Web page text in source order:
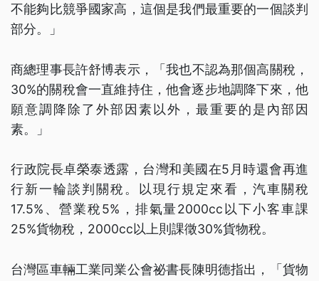
不能夠比競爭國家高，這個是我們最重要的一個談判
部分。」
商總理事長許舒博表示，「我也不認為那個高關稅，
30%的關稅會一直維持住，他會逐步地調降下來，他
願意調降除了外部因素以外，最重要的是內部因
素。」
行政院長卓榮泰透露，台灣和美國在5月時還會再進
行新一輪談判關稅。以現行規定來看，汽車關稅
17.5%、營業稅5%，排氣量2000cc以下小客車課
25%貨物稅，2000cc以上則課徵30%貨物稅。
台灣區車輛工業同業公會祕書長陳明德指出，「貨物